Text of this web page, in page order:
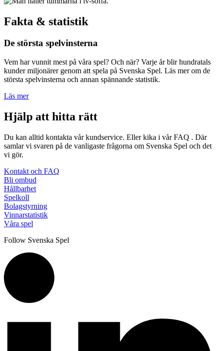
Fakta & statistik
De största spelvinsterna
Vem har vunnit mest på våra spel? Och när? Varje år blir hundratals
kunder miljonärer genom att spela på Svenska Spel. Läs mer om de
största spelvinsterna och annan spännande statistik.
Läs mer
Hjälp att hitta rätt
Du kan alltid kontakta vår kundservice. Eller kika i vår FAQ . Där
samlar vi svaren på de vanligaste frågorna om Svenska Spel och det
vi gör.
Kontakt och FAQ
Bli ombud
Hållbarhet
Spelkoll
Bolagstyrning
Vinnarstatistik
Våra spel
Follow Svenska Spel